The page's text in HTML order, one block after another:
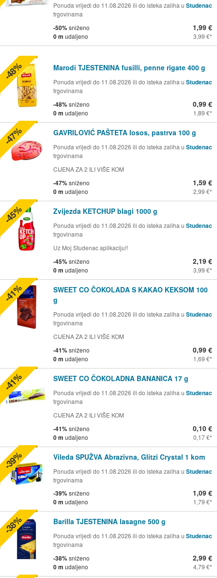
Ponuda vrijedi do 11.08.2026 ili do isteka zaliha u Studenac
trgovinama
-50%sniženo
0 m udaljeno
1,99 €
3,99 €
Marodi TJESTENINA fusilli, penne rigate 400 g
Ponuda vrijedi do 11.08.2026 ili do isteka zaliha u Studenac
trgovinama
-48%sniženo
0 m udaljeno
0,99 €
1,89 €
-48%
GAVRILOVIĆ PAŠTETA losos, pastrva 100 g
Ponuda vrijedi do 11.08.2026 ili do isteka zaliha u Studenac
trgovinama
CIJENA ZA 2 ILI VIŠE KOM
-47%sniženo
0 m udaljeno
1,59 €
2,99 €
-47%
Zvijezda KETCHUP blagi 1000 g
Ponuda vrijedi do 11.08.2026 ili do isteka zaliha u Studenac
trgovinama
Uz Moj Studenac aplikaciju!!
-45%sniženo
0 m udaljeno
2,19 €
3,99 €
-45%
SWEET CO ČOKOLADA S KAKAO KEKSOM 100
g
Ponuda vrijedi do 11.08.2026 ili do isteka zaliha u Studenac
trgovinama
CIJENA ZA 2 ILI VIŠE KOM
-41%sniženo
0 m udaljeno
0,99 €
1,69 €
-41%
SWEET CO ČOKOLADNA BANANICA 17 g
Ponuda vrijedi do 11.08.2026 ili do isteka zaliha u Studenac
trgovinama
CIJENA ZA 2 ILI VIŠE KOM
-41%sniženo
0 m udaljeno
0,10 €
0,17 €
-41%
Vileda SPUŽVA Abrazivna, Glitzi Crystal 1 kom
Ponuda vrijedi do 11.08.2026 ili do isteka zaliha u Studenac
trgovinama
-39%sniženo
0 m udaljeno
1,09 €
1,79 €
-39%
Barilla TJESTENINA lasagne 500 g
Ponuda vrijedi do 11.08.2026 ili do isteka zaliha u Studenac
trgovinama
-38%sniženo
0 m udaljeno
2,99 €
4,79 €
-38%